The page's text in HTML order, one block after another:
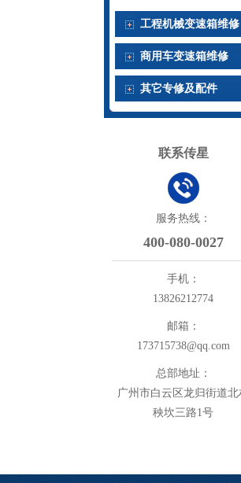
工程机械变速箱维修
商用车变速箱维修
其它专修及配件
联系传星
服务热线：
400-080-0027
手机：
13826212774
邮箱：
173715738@qq.com
总部地址：
广州市白云区龙归街道北
秧坎三路1号